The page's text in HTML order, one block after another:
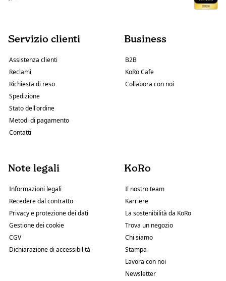
Servizio clienti
Assistenza clienti
Reclami
Richiesta di reso
Spedizione
Stato dell'ordine
Metodi di pagamento
Contatti
Business
B2B
KoRo Cafe
Collabora con noi
Note legali
Informazioni legali
Recedere dal contratto
Privacy e protezione dei dati
Gestione dei cookie
CGV
Dichiarazione di accessibilità
KoRo
Il nostro team
Karriere
La sostenibilità da KoRo
Trova un negozio
Chi siamo
Stampa
Lavora con noi
Newsletter